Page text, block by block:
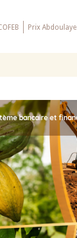
Prix Abdoulaye
bancaire et